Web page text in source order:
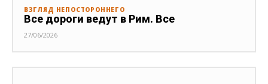
ВЗГЛЯД НЕПОСТОРОННЕГО
Все дороги ведут в Рим. Все
27/06/2026